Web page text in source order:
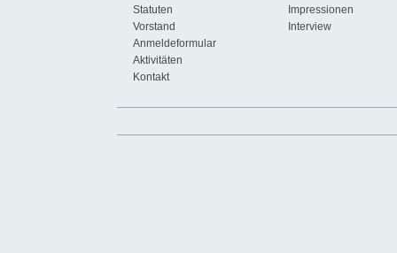
Statuten
Vorstand
Anmeldeformular
Aktivitäten
Kontakt
Impressionen
Interview